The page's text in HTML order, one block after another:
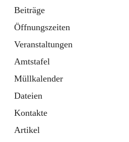
Beiträge
Öffnungszeiten
Veranstaltungen
Amtstafel
Müllkalender
Dateien
Kontakte
Artikel
Externe Webseite
in
Tab
Formulare
2 Schnellzugriffe